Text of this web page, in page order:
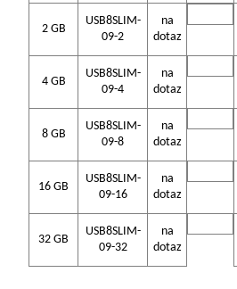
2 GB
USB8SLIM-
09-2
na
dotaz
4 GB
USB8SLIM-
09-4
na
dotaz
8 GB
USB8SLIM-
09-8
na
dotaz
16 GB
USB8SLIM-
09-16
na
dotaz
32 GB
USB8SLIM-
09-32
na
dotaz